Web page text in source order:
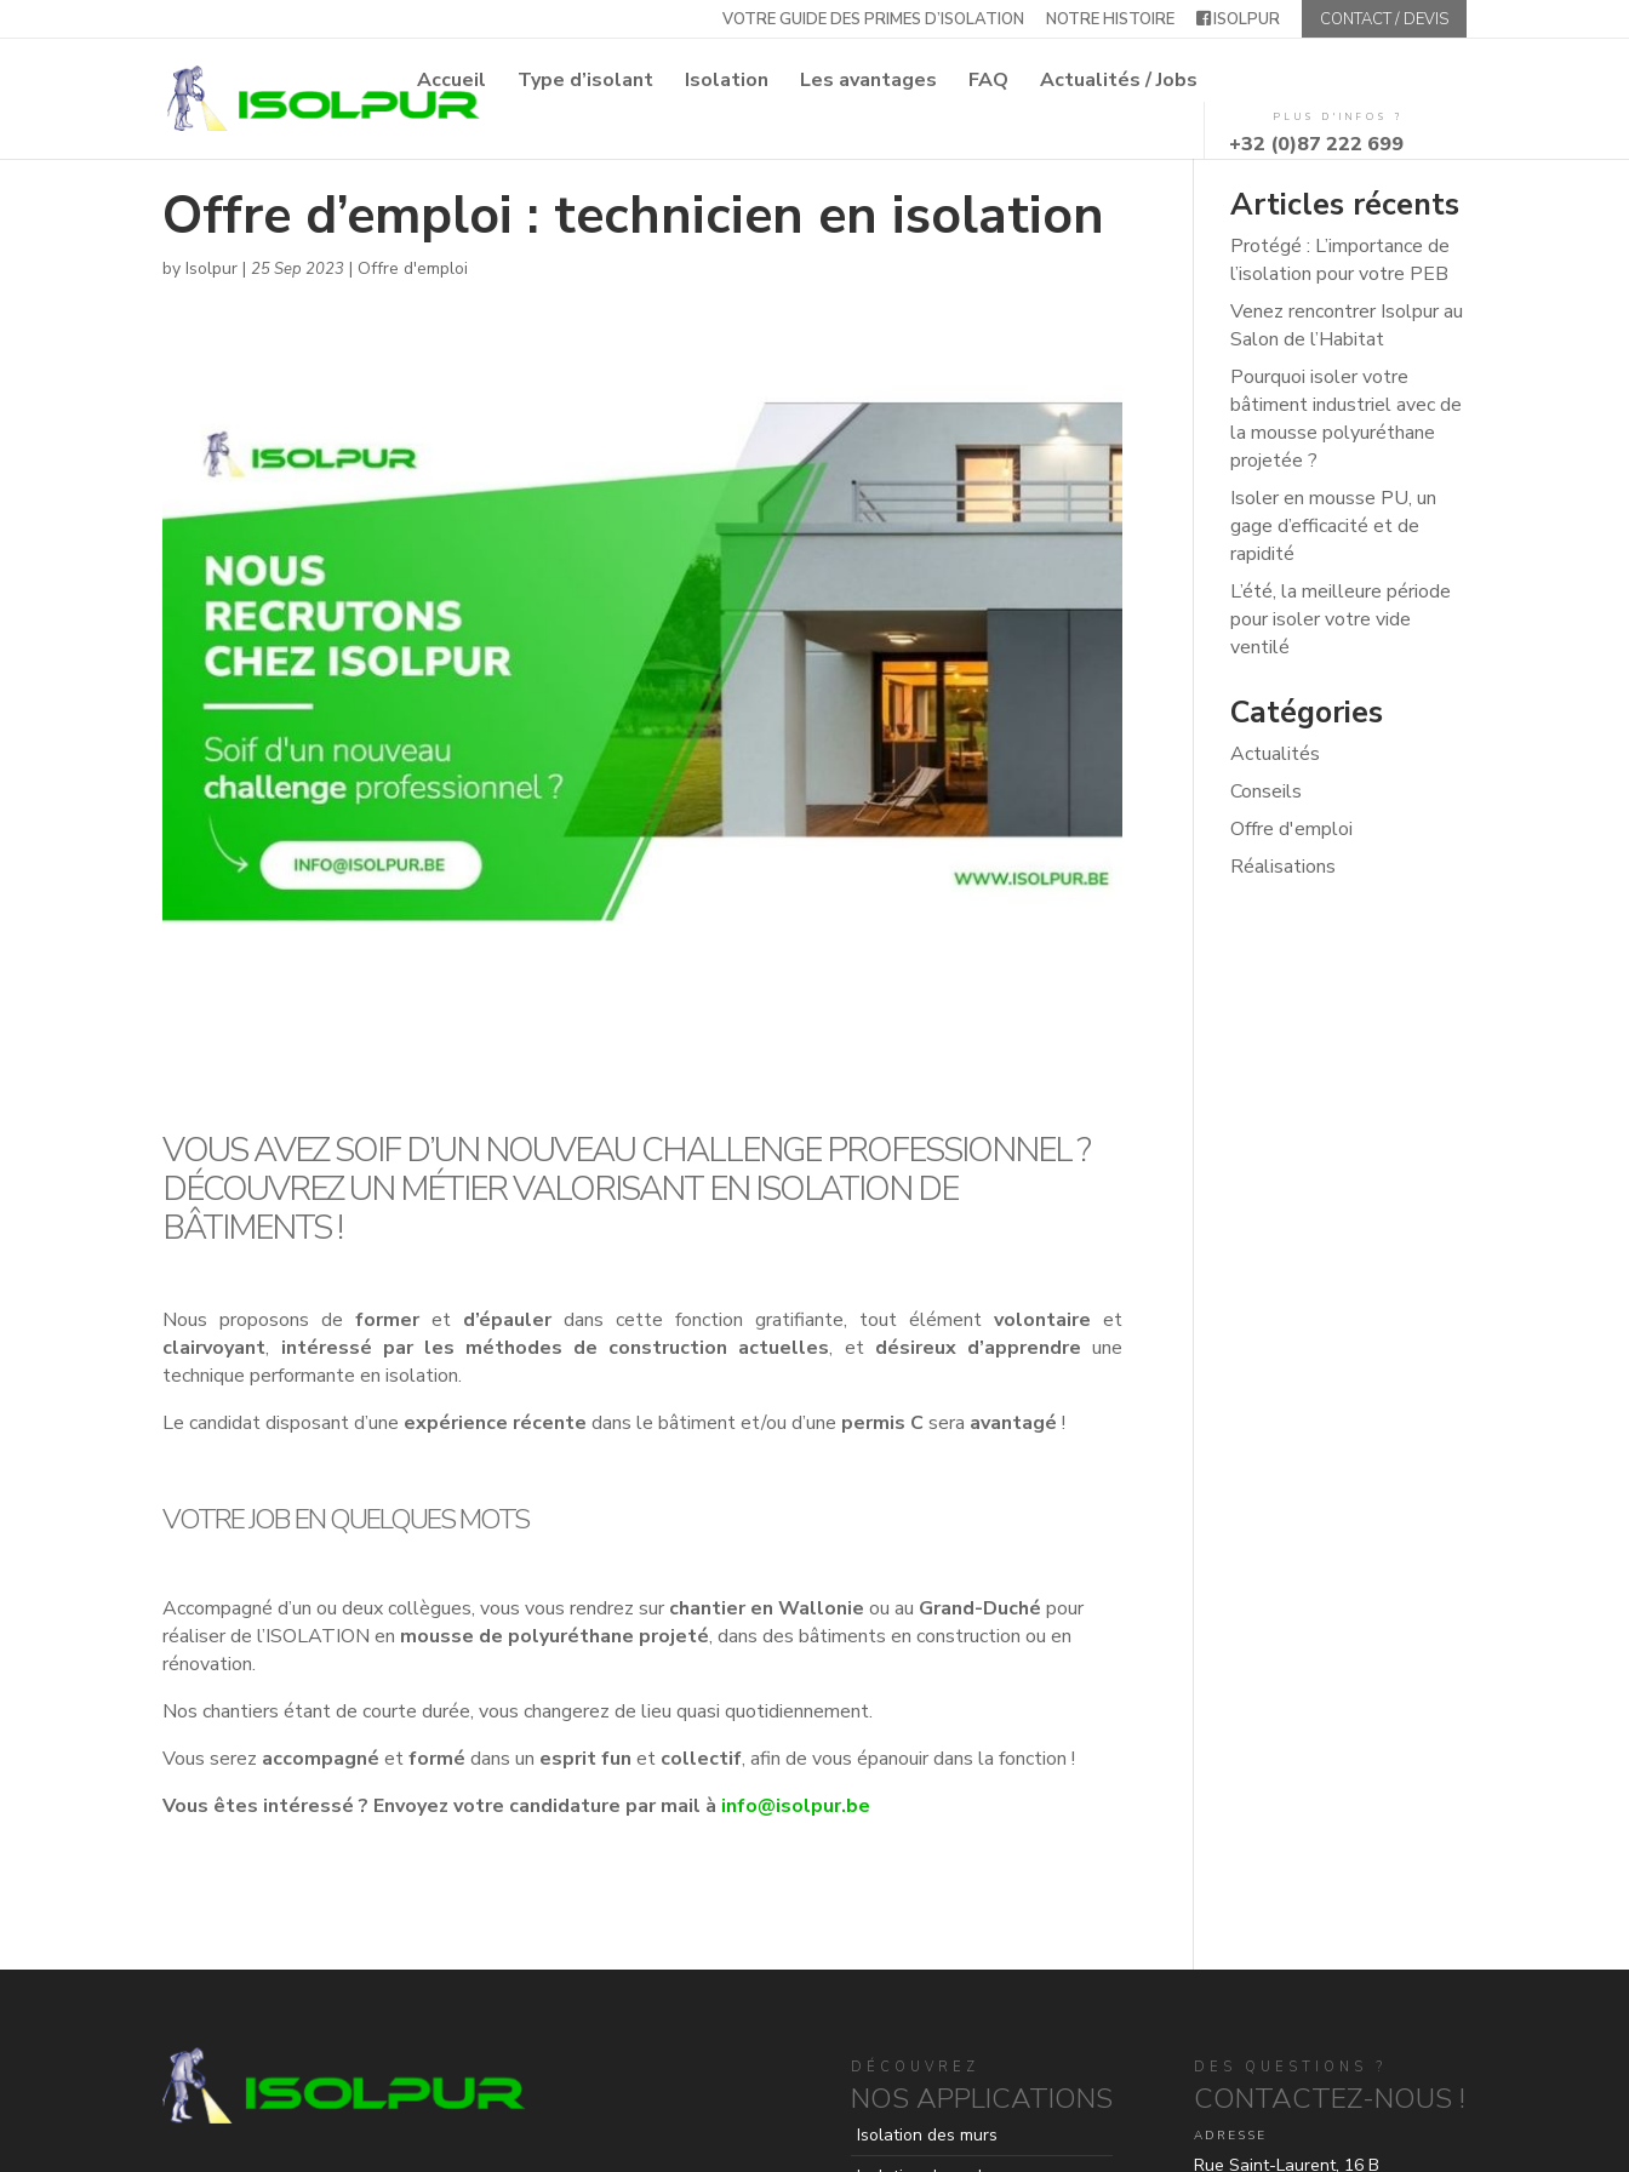
VOTRE GUIDE DES PRIMES D’ISOLATION NOTRE HISTOIRE ISOLPUR CONTACT / DEVIS
Accueil Type d’isolant Isolation Les avantages FAQ Actualités / Jobs
PLUS D'INFOS ?
+32 (0)87 222 699
Offre d’emploi : technicien en isolation
byIsolpur |25 Sep 2023 | Offre d'emploi
VOUS AVEZ SOIF D’UN NOUVEAU CHALLENGE PROFESSIONNEL ?
DÉCOUVREZ UN MÉTIER VALORISANT EN ISOLATION DE
BÂTIMENTS !
Nous proposons deformeret d’épaulerdans cette fonction gratifiante, tout élémentvolontaire et
clairvoyant, intéressé par les méthodes de construction actuelles, et désireux d’apprendre une
technique performante en isolation.
Le candidat disposant d’une expérience récente dans le bâtiment et/ou d’une permis C sera avantagé !
VOTRE JOB EN QUELQUES MOTS
Accompagné d’un ou deux collègues, vous vous rendrez sur chantier en Wallonie ou au Grand-Duché pour
réaliser de l’ISOLATION en mousse de polyuréthane projeté, dans des bâtiments en construction ou en
rénovation.
Nos chantiers étant de courte durée, vous changerez de lieu quasi quotidiennement.
Vous serez accompagné etformé dans un esprit fun et collectif, afin de vous épanouir dans la fonction !
Vous êtes intéressé ? Envoyez votre candidature par mail à info@isolpur.be
Articles récents
Protégé : L’importance de
l’isolation pour votre PEB
Venez rencontrer Isolpur au
Salon de l’Habitat
Pourquoi isoler votre
bâtiment industriel avec de
la mousse polyuréthane
projetée ?
Isoler en mousse PU, un
gage d’efficacité et de
rapidité
L’été, la meilleure période
pour isoler votre vide
ventilé
Catégories
Actualités
Conseils
Offre d'emploi
Réalisations
DÉCOUVREZ
NOS APPLICATIONS
Isolation des murs
DES QUESTIONS ?
CONTACTEZ-NOUS !
ADRESSE
Rue Saint-Laurent, 16 B